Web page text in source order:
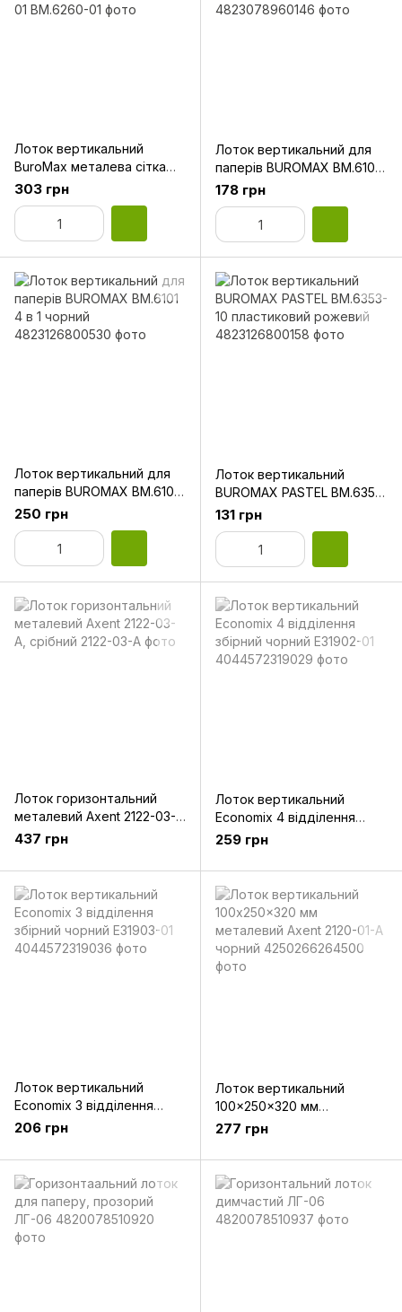
Лоток вертикальний
BuroMax металева сітка
чорний Buromax BM.6260-
01
303 грн
Лоток вертикальний для
паперів BUROMAX BM.6100
3 в 1 чорний
178 грн
Лоток вертикальний для
паперів BUROMAX BM.6101
4 в 1 чорний
250 грн
Лоток вертикальний
BUROMAX PASTEL BM.6353-
10 пластиковий рожевий
131 грн
Лоток горизонтальний
металевий Axent 2122-03-
A, срібний
437 грн
Лоток вертикальний
Economix 4 відділення
збірний чорний Е31902-01
259 грн
Лоток вертикальний
Economix 3 відділення
збірний чорний E31903-01
206 грн
Лоток вертикальний
100x250x320 мм
металевий Axent 2120-01-А
277 грн